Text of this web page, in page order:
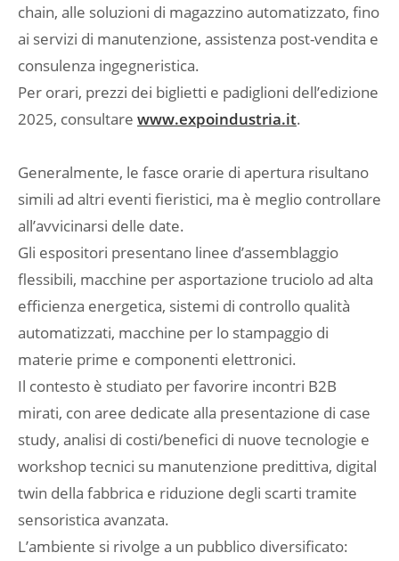
chain, alle soluzioni di magazzino automatizzato, fino
ai servizi di manutenzione, assistenza post-vendita e
consulenza ingegneristica.
Per orari, prezzi dei biglietti e padiglioni dell’edizione
2025, consultare www.expoindustria.it.
Generalmente, le fasce orarie di apertura risultano
simili ad altri eventi fieristici, ma è meglio controllare
all’avvicinarsi delle date.
Gli espositori presentano linee d’assemblaggio
flessibili, macchine per asportazione truciolo ad alta
efficienza energetica, sistemi di controllo qualità
automatizzati, macchine per lo stampaggio di
materie prime e componenti elettronici.
Il contesto è studiato per favorire incontri B2B
mirati, con aree dedicate alla presentazione di case
study, analisi di costi/benefici di nuove tecnologie e
workshop tecnici su manutenzione predittiva, digital
twin della fabbrica e riduzione degli scarti tramite
sensoristica avanzata.
L’ambiente si rivolge a un pubblico diversificato: